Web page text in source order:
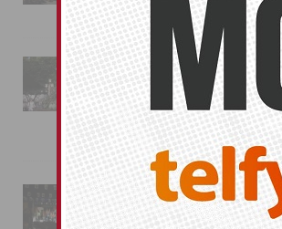
01/08/2026
La fiesta se adueña de
Almoradí con la presentación
de los cargos festeros y la
toma del castillo
31/07/2026
Pilar de la Horadada
conmemora con emoción el
40º aniversario de su